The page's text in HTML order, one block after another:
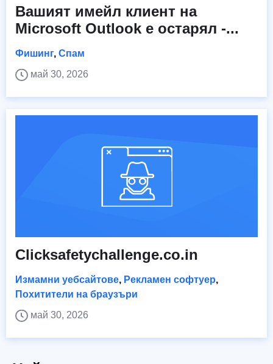
Вашият имейл клиент на
Microsoft Outlook е остарял -...
Фишинг, Спам
май 30, 2026
Clicksafetychallenge.co.in
Измамни уебсайтове, Рекламен софтуер,
Похитители на браузъри
май 30, 2026